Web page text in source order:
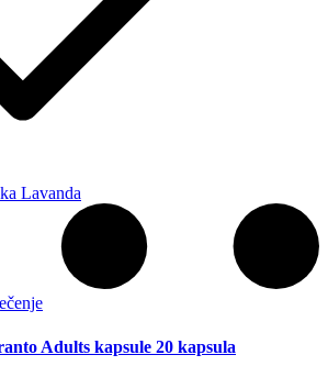
Adults kapsule 20 kapsula